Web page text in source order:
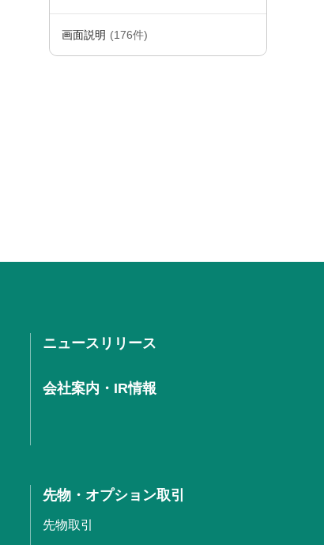
画面説明 (176件)
ニュースリリース
会社案内・IR情報
先物・オプション取引
先物取引